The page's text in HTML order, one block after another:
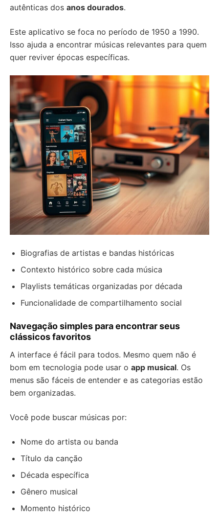
autênticas dos anos dourados.
Este aplicativo se foca no período de 1950 a 1990.
Isso ajuda a encontrar músicas relevantes para quem
quer reviver épocas específicas.
Biografias de artistas e bandas históricas
Contexto histórico sobre cada música
Playlists temáticas organizadas por década
Funcionalidade de compartilhamento social
Navegação simples para encontrar seus
clássicos favoritos
A interface é fácil para todos. Mesmo quem não é
bom em tecnologia pode usar o app musical. Os
menus são fáceis de entender e as categorias estão
bem organizadas.
Você pode buscar músicas por:
Nome do artista ou banda
Título da canção
Década específica
Gênero musical
Momento histórico